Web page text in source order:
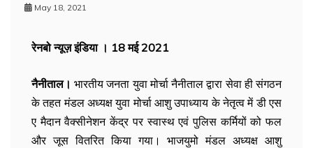
May 18, 2021
रेनबो न्यूज़ इंडिया । 18 मई 2021
नैनीताल। भारतीय जनता युवा मोर्चा नैनीताल द्वारा सेवा ही संगठन
के तहत मंडल अध्यक्ष युवा मोर्चा आशु उपाध्याय के नेतृत्व में डी एस
ए मैदान वैक्सीनेशन केंद्र पर स्वास्थ एवं पुलिस कर्मियों को फल
और जूस वितरित किया गया। भाजयुमो मंडल अध्यक्ष आशु